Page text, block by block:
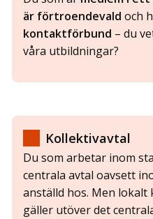
är förtroendevald och
kontaktförbund – du
våra utbildningar?
Kollektivavtal
Du som arbetar inom
centrala avtal oavsett
anställd hos. Men lokalt
gäller utöver det